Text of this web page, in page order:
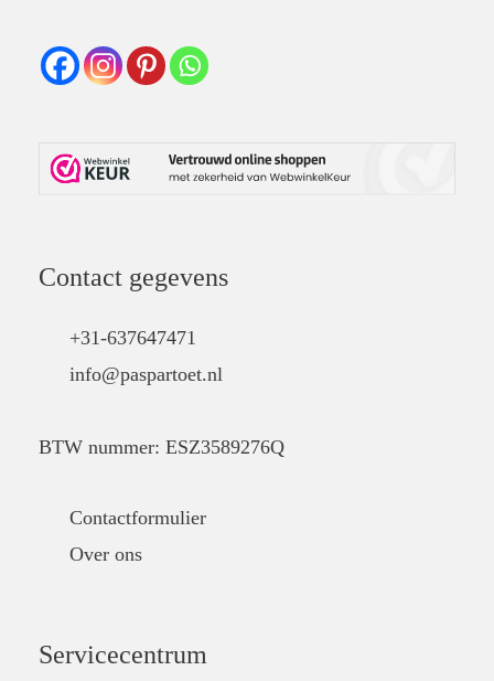
Contact gegevens
+31-637647471
info@paspartoet.nl
BTW nummer: ESZ3589276Q
Contactformulier
Over ons
Servicecentrum